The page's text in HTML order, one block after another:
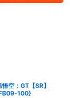
悟空：GT【SR】
100}